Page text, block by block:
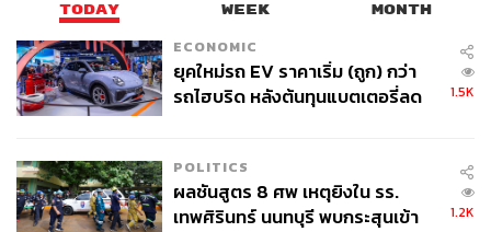
TODAY WEEK MONTH
ECONOMIC
ยุคใหม่รถ EV ราคาเริ่ม (ถูก) กว่า
รถไฮบริด หลังต้นทุนแบตเตอรี่ลด
1.5K
POLITICS
ผลชันสูตร 8 ศพ เหตุยิงใน รร.
เทพศิรินทร์ นนทบุรี พบกระสุนเข้า
1.2K